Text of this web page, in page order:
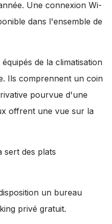
Une connexion Wi-
dans l'ensemble de
de la climatisation
Ils comprennent un coin
pourvue d'une
offrent une vue sur la
sert des plats
un bureau
privé gratuit.